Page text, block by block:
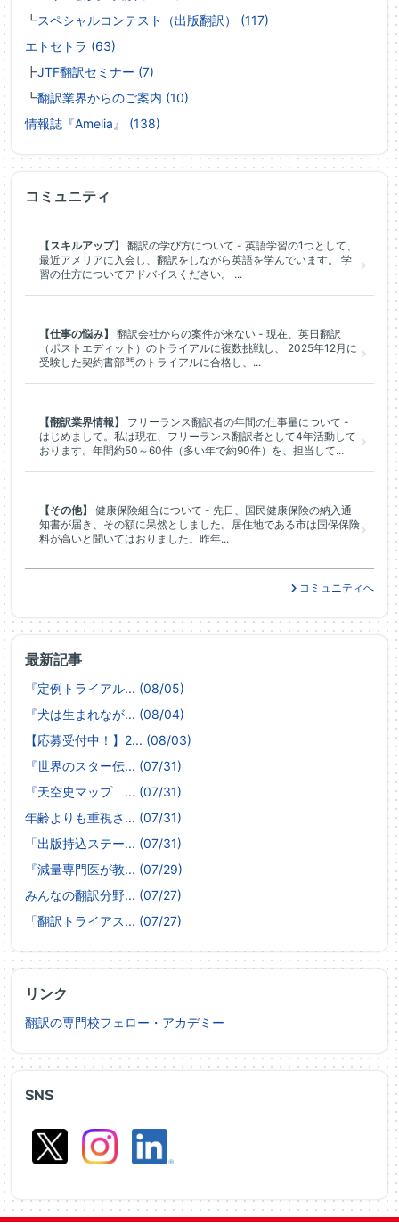
SNS
┗スペシャルコンテスト（出版翻訳） (117)
エトセトラ (63)
┣JTF翻訳セミナー (7)
┗翻訳業界からのご案内 (10)
情報誌『Amelia』 (138)
最新記事
『定例トライアル... (08/05)
『犬は生まれなが... (08/04)
【応募受付中！】2... (08/03)
『世界のスター伝... (07/31)
『天空史マップ ... (07/31)
年齢よりも重視さ... (07/31)
「出版持込ステー... (07/31)
『減量専門医が教... (07/29)
みんなの翻訳分野... (07/27)
「翻訳トライアス... (07/27)
リンク
翻訳の専門校フェロー・アカデミー
コミュニティ
【スキルアップ】
翻訳の学び方について - 英語学習の1つとして、
最近アメリアに入会し、翻訳をしながら英語を学んでいます。 学
習の仕方についてアドバイスください。 ...
【仕事の悩み】
翻訳会社からの案件が来ない - 現在、英日翻訳
（ポストエディット）のトライアルに複数挑戦し、 2025年12月に
受験した契約書部門のトライアルに合格し、...
【翻訳業界情報】
フリーランス翻訳者の年間の仕事量について -
はじめまして。私は現在、フリーランス翻訳者として4年活動して
おります。年間約50～60件（多い年で約90件）を、担当して...
【その他】
健康保険組合について - 先日、国民健康保険の納入通
知書が届き、その額に呆然としました。居住地である市は国保保険
料が高いと聞いてはおりました。昨年...
コミュニティへ